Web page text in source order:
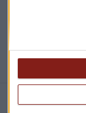
NOTICIAS